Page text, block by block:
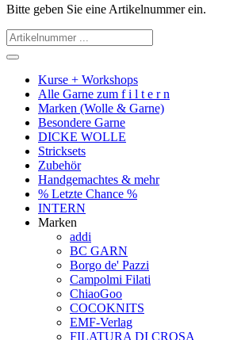
Bitte geben Sie eine Artikelnummer ein.
Kurse + Workshops
Alle Garne zum f i l t e r n
Marken (Wolle & Garne)
Besondere Garne
DICKE WOLLE
Stricksets
Zubehör
Handgemachtes & mehr
% Letzte Chance %
INTERN
Marken
addi
BC GARN
Borgo de' Pazzi
Campolmi Filati
ChiaoGoo
COCOKNITS
EMF-Verlag
FILATURA DI CROSA